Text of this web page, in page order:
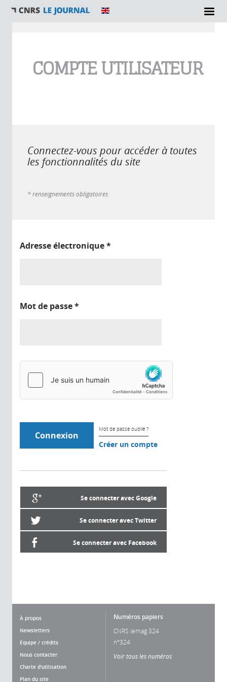
COMPTE UTILISATEUR
Connectez-vous pour accéder à toutes
les fonctionnalités du site
* renseignements obligatoires
Adresse électronique*
Mot de passe*
Mot de passe oublié ?
Créer un compte
Se connecter avec Google
Se connecter avec Twitter
Se connecter avec Facebook
À propos
Newsletters
Équipe / crédits
Nous contacter
Charte d'utilisation
Plan du site
Numéros papiers
CNRS lemag 324
n°324
Voir tous les numéros